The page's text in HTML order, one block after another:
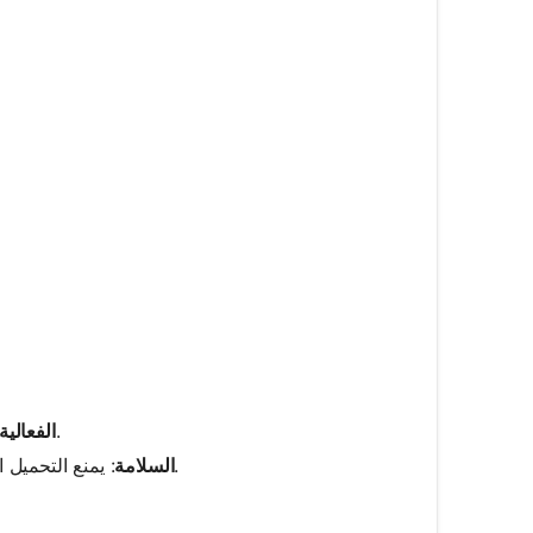
: يساعد في تحسين استخدام الطاقة وتقليل فواتير الكهرباء.
السلامة: يمنع التحميل الزائد والمخاطر المحتملة من خلال ضمان تحديد حجم المعدات بشكل صحيح.